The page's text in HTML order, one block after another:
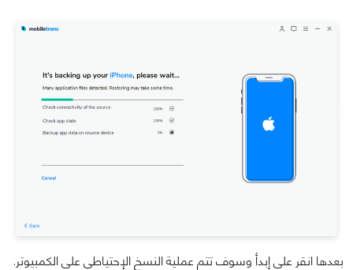
بعدها انقر على إبدأ وسوف تتم عملية النسخ الإحتياطي على الكمبيوتر.